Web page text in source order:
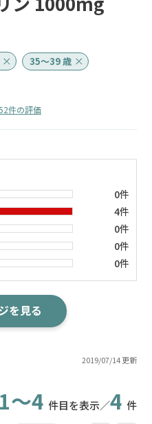
35～39 歳
件の評価
2019/07/14 更新
0件
4件
0件
0件
0件
を見る
1～4 件目を表示／4 件